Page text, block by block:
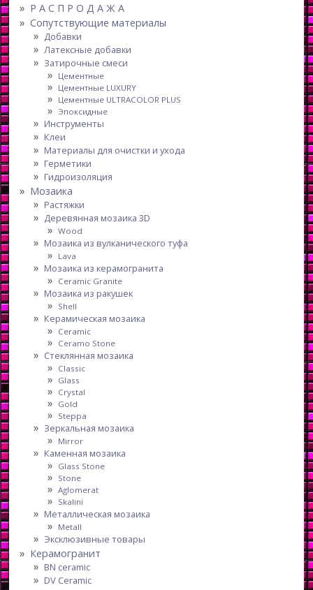
Р А С П Р О Д А Ж А
Сопутствующие материалы
Добавки
Латексные добавки
Затирочные смеси
Цементные
Цементные LUXURY
Цементные ULTRACOLOR PLUS
Эпоксидные
Инструменты
Клеи
Материалы для очистки и ухода
Герметики
Гидроизоляция
Мозаика
Растяжки
Деревянная мозаика 3D
Wood
Мозаика из вулканического туфа
Lava
Мозаика из керамогранита
Ceramic Granite
Мозаика из ракушек
Shell
Керамическая мозаика
Ceramic
Ceramo Stone
Стеклянная мозаика
Classic
Glass
Crystal
Gold
Steppa
Зеркальная мозаика
Mirror
Каменная мозаика
Glass Stone
Stone
Aglomerat
Skalini
Металлическая мозаика
Metall
Эксклюзивные товары
Керамогранит
BN ceramic
DV Ceramic